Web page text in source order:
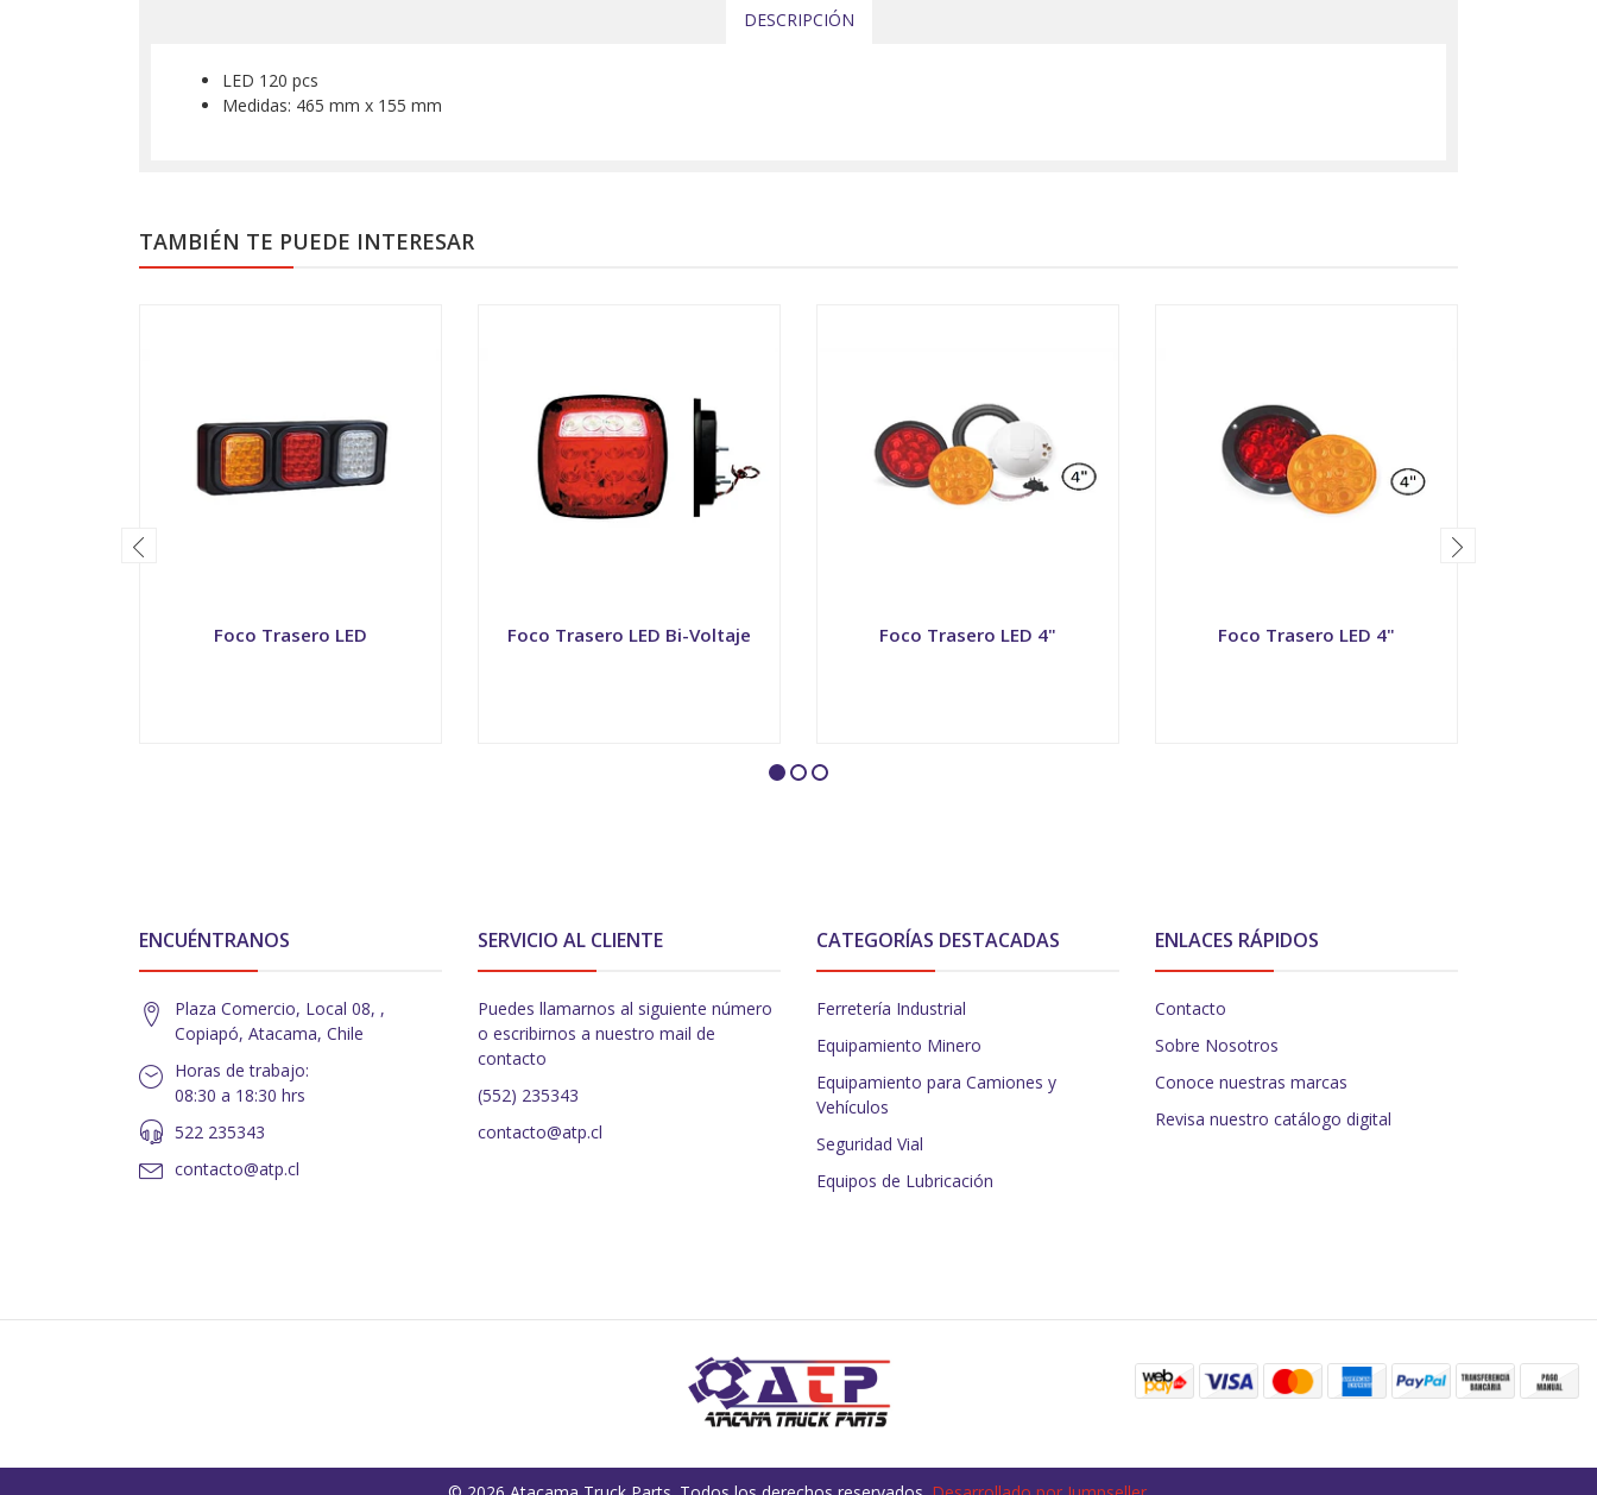
DESCRIPCIÓN
LED 120 pcs
Medidas: 465 mm x 155 mm
TAMBIÉN TE PUEDE INTERESAR
Foco Trasero LED Foco Trasero LED Bi-Voltaje Foco Trasero LED 4" Foco Trasero LED 4"
ENCUÉNTRANOS
Plaza Comercio, Local 08, ,
Copiapó, Atacama, Chile
Horas de trabajo:
08:30 a 18:30 hrs
522 235343
contacto@atp.cl
SERVICIO AL CLIENTE
Puedes llamarnos al siguiente número
o escribirnos a nuestro mail de
contacto
(552) 235343
contacto@atp.cl
CATEGORÍAS DESTACADAS
Ferretería Industrial
Equipamiento Minero
Equipamiento para Camiones y
Vehículos
Seguridad Vial
Equipos de Lubricación
ENLACES RÁPIDOS
Contacto
Sobre Nosotros
Conoce nuestras marcas
Revisa nuestro catálogo digital